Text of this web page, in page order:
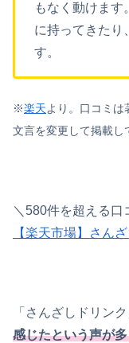
もなく動けます
に持ってきたり
す。
※楽天より。口コミは
文言を変更して掲載し
＼580件を超える口
【楽天市場】さん
「さんざしドリン
感じたという声が